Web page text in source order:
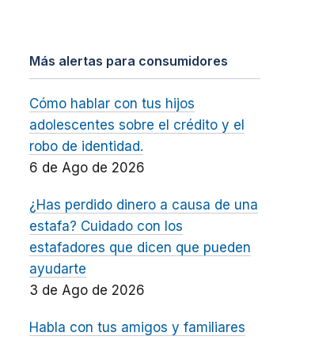
Más alertas para consumidores
Cómo hablar con tus hijos
adolescentes sobre el crédito y el
robo de identidad.
6 de Ago de 2026
¿Has perdido dinero a causa de una
estafa? Cuidado con los
estafadores que dicen que pueden
ayudarte
3 de Ago de 2026
Habla con tus amigos y familiares